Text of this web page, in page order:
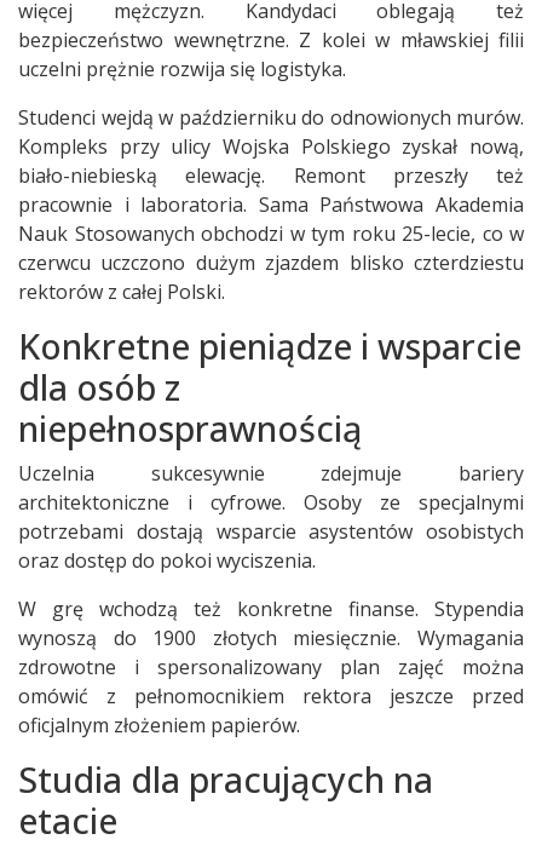
więcej mężczyzn. Kandydaci oblegają też
bezpieczeństwo wewnętrzne. Z kolei w mławskiej filii
uczelni prężnie rozwija się logistyka.
Studenci wejdą w październiku do odnowionych murów.
Kompleks przy ulicy Wojska Polskiego zyskał nową,
biało-niebieską elewację. Remont przeszły też
pracownie i laboratoria. Sama Państwowa Akademia
Nauk Stosowanych obchodzi w tym roku 25-lecie, co w
czerwcu uczczono dużym zjazdem blisko czterdziestu
rektorów z całej Polski.
Konkretne pieniądze i wsparcie
dla osób z
niepełnosprawnością
Uczelnia sukcesywnie zdejmuje bariery
architektoniczne i cyfrowe. Osoby ze specjalnymi
potrzebami dostają wsparcie asystentów osobistych
oraz dostęp do pokoi wyciszenia.
W grę wchodzą też konkretne finanse. Stypendia
wynoszą do 1900 złotych miesięcznie. Wymagania
zdrowotne i spersonalizowany plan zajęć można
omówić z pełnomocnikiem rektora jeszcze przed
oficjalnym złożeniem papierów.
Studia dla pracujących na
etacie